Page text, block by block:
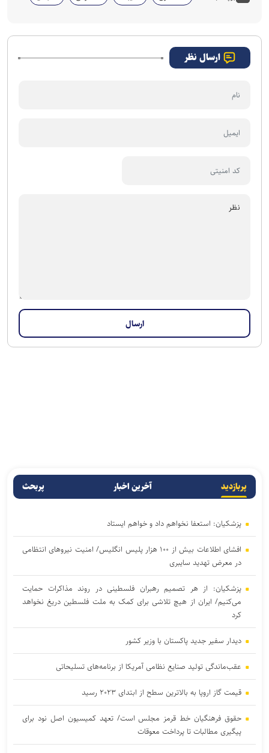
ارسال نظر
پربازدید آخرین اخبار پربحث
پزشکیان: استعفا نخواهم داد و خواهم ایستاد
افشای اطلاعات بیش از ۱۰۰ هزار پلیس انگلیس/ امنیت نیروهای انتظامی
در معرض تهدید سایبری
پزشکیان: از هر تصمیم رهبران فلسطینی در روند مذاکرات حمایت
می‌کنیم/ ایران از هیچ تلاشی برای کمک به ملت فلسطین دریغ نخواهد
کرد
دیدار سفیر جدید پاکستان با وزیر کشور
عقب‌ماندگی تولید صنایع نظامی آمریکا از برنامه‌های تسلیحاتی
قیمت گاز اروپا به بالاترین سطح از ابتدای ۲۰۲۳ رسید
حقوق فرهنگیان خط قرمز مجلس است/ تعهد کمیسیون اصل نود برای
پیگیری مطالبات تا پرداخت معوقات